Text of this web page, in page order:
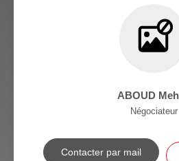
ABOUD
Négociateur
Contacter par mail